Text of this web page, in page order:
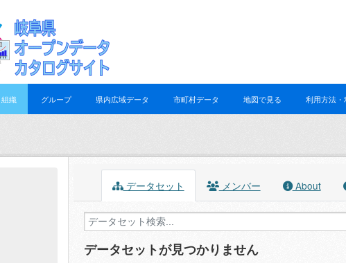
組織 グループ 県内広域データ 市町村データ 地図で見る 利用方法
データセット メンバー About
データセットが見つかりません